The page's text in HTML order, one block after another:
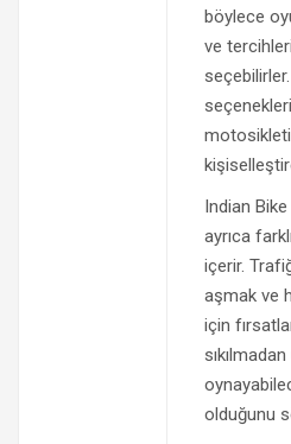
böylece
ve
Indian
ayrıca
içerir.
aşmak ve
için
olduğunu